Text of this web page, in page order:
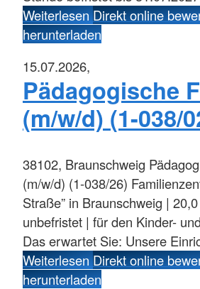
WeiterlesenDirekt online
herunterladen
15.07.2026,
Pädagogische
(m/w/d) (1-038/
38102, Braunschweig
(m/w/d) (1-038/26)
Straße” in Braunschweig |
unbefristet | für den Kinder-
Das erwartet Sie: Unsere
WeiterlesenDirekt online
herunterladen